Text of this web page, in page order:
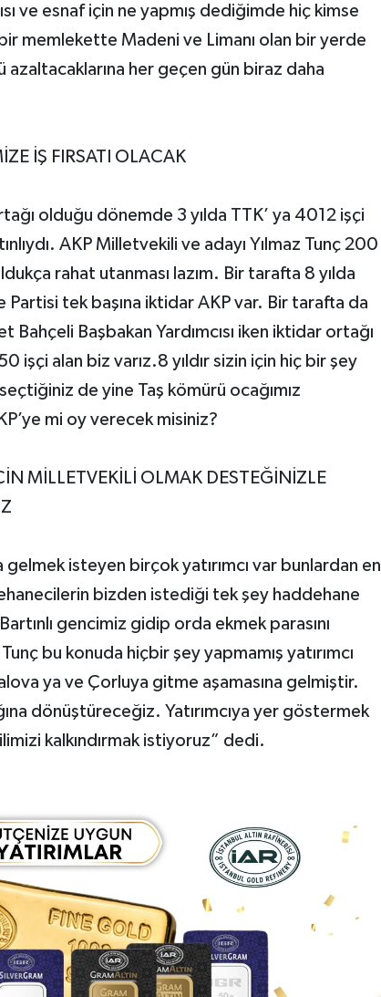
ve esnaf için ne yapmış dediğimde hiç kimse
memlekette Madeni ve Limanı olan bir yerde
azaltacaklarına her geçen gün biraz daha
İŞ FIRSATI OLACAK
olduğu dönemde 3 yılda TTK’ ya 4012 işçi
AKP Milletvekili ve adayı Yılmaz Tunç 200
rahat utanması lazım. Bir tarafta 8 yılda
Partisi tek başına iktidar AKP var. Bir tarafta da
Bahçeli Başbakan Yardımcısı iken iktidar ortağı
işçi alan biz varız.8 yıldır sizin için hiç bir şey
de yine Taş kömürü ocağımız
mi oy verecek misiniz?
MİLLETVEKİLİ OLMAK DESTEĞİNİZLE
gelmek isteyen birçok yatırımcı var bunlardan en
bizden istediği tek şey haddehane
gencimiz gidip orda ekmek parasını
bu konuda hiçbir şey yapmamış yatırımcı
ya ve Çorluya gitme aşamasına gelmiştir.
dönüştüreceğiz. Yatırımcıya yer göstermek
kalkındırmak istiyoruz” dedi.